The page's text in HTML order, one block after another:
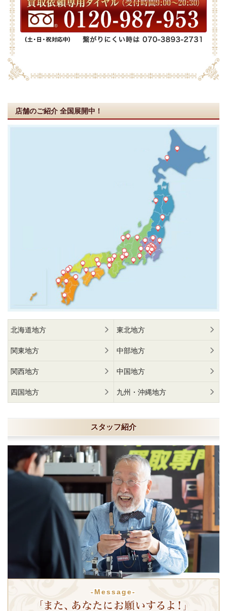
店舗のご紹介 全国展開中！
北海道地方 東北地方
関東地方 中部地方
関西地方 中国地方
四国地方 九州・沖縄地方
スタッフ紹介
-Message-